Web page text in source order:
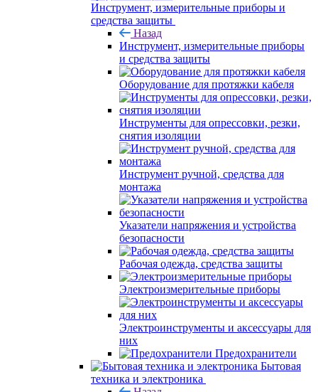
Инструмент, измерительные приборы и
средства защиты
Назад
Инструмент, измерительные приборы
и средства защиты
Оборудование для протяжки кабеля
Инструменты для опрессовки, резки,
снятия изоляции
Инструмент ручной, средства для
монтажа
Указатели напряжения и устройства
безопасности
Рабочая одежда, средства защиты
Электроизмерительные приборы
Электроинструменты и аксессуары для
них
Предохранители
Бытовая
техника и электроника